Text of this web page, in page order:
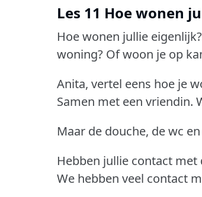
Les 11 Hoe wonen
Hoe wonen jullie eigenlijk?
woning? Of woon je op
Anita, vertel eens hoe je
Samen met een vriendin.
Maar de douche, de wc
Hebben jullie contact
We hebben veel contact